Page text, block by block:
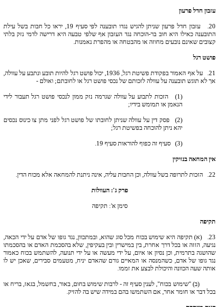
עזבון חדל פרעון
20.
עזבון חדל פרעון שניתן להגיש נגדו תובענה לפי סעיף 19, יראו כל חבות בשל עילת
התובענה כאילו היא חוב בר-הוכחה נגד העזבון אף שלפי טבעה היא דרישה לדמי נזק בלתי
קצובים שאינם נובעים מחוזה או מהבטחה או מהפרת נאמנות.
פושט רגל
21.
על אף האמור בפקודת פשיטת רגל, 1936, יכול פושט רגל להיות תובע ונתבע על עוולה,
אך לא תוגש תובענה על עוולה לזכותם של נכסי פושט רגל או לחובתם; ואולם -
(1) הזכות לתבוע על עוולה שגרמה נזק ממון לנכסי פושט רגל תעבור לידי
הנאמן או תמומש בידיו;
(2) פסק דין על עוולה שניתן לחובתו של פושט רגל לפני מתן צו כינוס נכסים
יהא ניתן להוכחה בפשיטת רגל;
(3) סעיף זה כפוף להוראות סעיף 19.
אין המחאה בנזיקין
22. הזכות לתרופה בשל עוולה, וכן החבות עליה, אינה ניתנת להמחאה אלא מכוח הדין.
פרק ג': העוולות
סימן א': תקיפה
תקיפה
23.
(א) תקיפה היא שימוש בכוח מכל סוג שהוא, ובמתכוון, נגד גופו של אדם על ידי הכאה,
נגיעה, הזזה או בכל דרך אחרת, בין במישרין ובין בעקיפין, שלא בהסכמת האדם או בהסכמתו
שהושגה בתרמית, וכן נסיון או איום, על ידי מעשה או על ידי תנועה, להשתמש בכוח כאמור
נגד גופו של אדם, כשהמנסה או המאיים גורם שהאדם יניח, מטעמים סבירים, שאכן יש לו
אותה שעה הכוונה והיכולת לבצע את זממו.
(ב) "שימוש בכוח", לענין סעיף זה - לרבות שימוש בחום, באור, בחשמל, בגאז, בריח או
בכל דבר או חומר אחר, אם השתמשו בהם במידה שיש בה להזיק.